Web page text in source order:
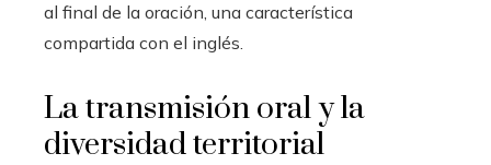
al final de la oración, una característica
compartida con el inglés.
La transmisión oral y la
diversidad territorial